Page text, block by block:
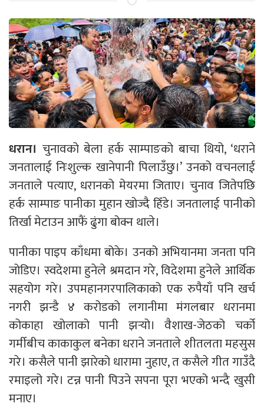
धरान। चुनावको बेला हर्क साम्पाङको बाचा थियो, ‘धराने
जनतालाई निःशुल्क खानेपानी पिलाउँछु।’ उनको वचनलाई
जनताले पत्याए, धरानको मेयरमा जिताए। चुनाव जितेपछि
हर्क साम्पाङ पानीका मुहान खोज्दै हिँडे। जनतालाई पानीको
तिर्खा मेटाउन आफैं ढुंगा बोक्न थाले।
पानीका पाइप काँधमा बोके। उनको अभियानमा जनता पनि
जोडिए। स्वदेशमा हुनेले श्रमदान गरे, विदेशमा हुनेले आर्थिक
सहयोग गरे। उपमहानगरपालिकाको एक रुपैयाँ पनि खर्च
नगरी झन्डै ४ करोडको लगानीमा मंगलबार धरानमा
कोकाहा खोलाको पानी झर्‍यो। वैशाख-जेठको चर्को
गर्मीबीच काकाकुल बनेका धराने जनताले शीतलता महसुस
गरे। कसैले पानी झारेको धारामा नुहाए, त कसैले गीत गाउँदै
रमाइलो गरे। टन्न पानी पिउने सपना पूरा भएको भन्दै खुसी
मनाए।